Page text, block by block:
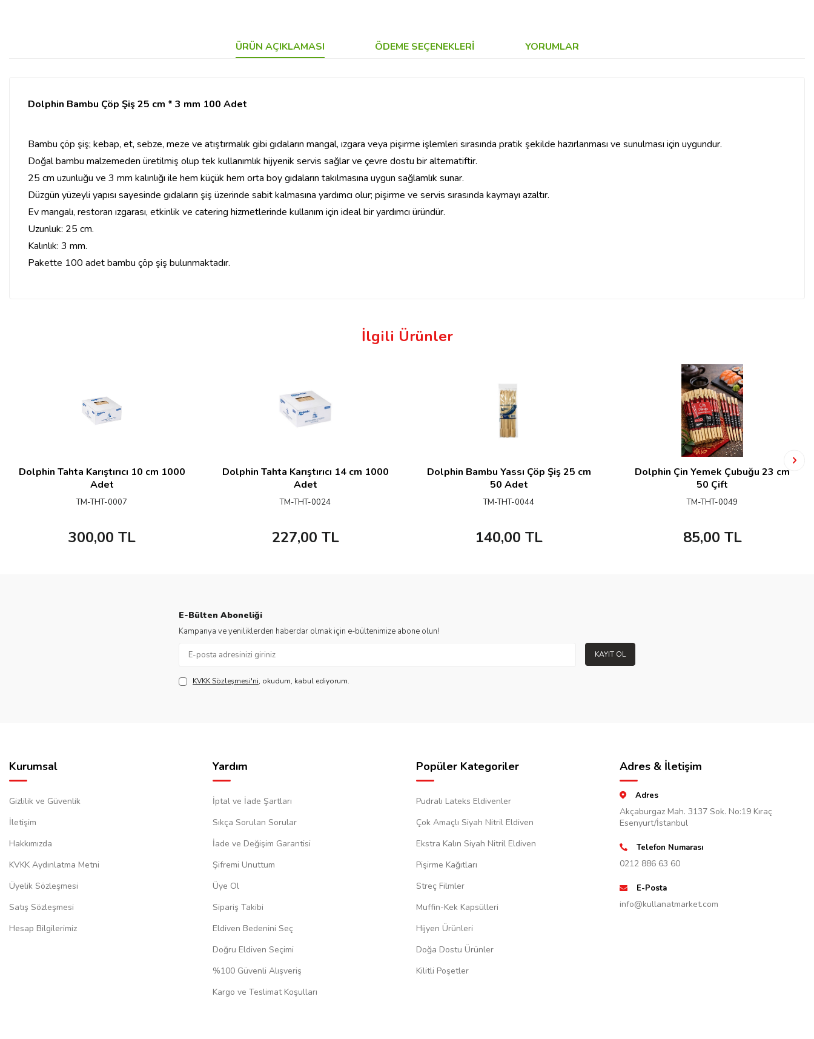
ÜRÜN AÇIKLAMASI ÖDEME SEÇENEKLERI YORUMLAR
Dolphin Bambu Çöp Şiş 25 cm * 3 mm 100 Adet
Bambu çöp şiş; kebap, et, sebze, meze ve atıştırmalık gibi gıdaların mangal, ızgara veya pişirme işlemleri sırasında pratik şekilde hazırlanması ve sunulması için uygundur.
Doğal bambu malzemeden üretilmiş olup tek kullanımlık hijyenik servis sağlar ve çevre dostu bir alternatiftir.
25 cm uzunluğu ve 3 mm kalınlığı ile hem küçük hem orta boy gıdaların takılmasına uygun sağlamlık sunar.
Düzgün yüzeyli yapısı sayesinde gıdaların şiş üzerinde sabit kalmasına yardımcı olur; pişirme ve servis sırasında kaymayı azaltır.
Ev mangalı, restoran ızgarası, etkinlik ve catering hizmetlerinde kullanım için ideal bir yardımcı üründür.
Uzunluk: 25 cm.
Kalınlık: 3 mm.
Pakette 100 adet bambu çöp şiş bulunmaktadır.
İlgili Ürünler
Dolphin Tahta Karıştırıcı 10 cm 1000
Adet
TM-THT-0007
300,00 TL
Dolphin Tahta Karıştırıcı 14 cm 1000
Adet
TM-THT-0024
227,00 TL
Dolphin Bambu Yassı Çöp Şiş 25 cm
50 Adet
TM-THT-0044
140,00 TL
Dolphin Çin Yemek Çubuğu 23 cm
50 Çift
TM-THT-0049
85,00 TL
E-Bülten Aboneliği
Kampanya ve yeniliklerden haberdar olmak için e-bültenimize abone olun!
KAYIT OL
KVKK Sözleşmesi'ni, okudum, kabul ediyorum.
Kurumsal
Gizlilik ve Güvenlik
İletişim
Hakkımızda
KVKK Aydınlatma Metni
Üyelik Sözleşmesi
Satış Sözleşmesi
Hesap Bilgilerimiz
Yardım
İptal ve İade Şartları
Sıkça Sorulan Sorular
İade ve Değişim Garantisi
Şifremi Unuttum
Üye Ol
Sipariş Takibi
Eldiven Bedenini Seç
Doğru Eldiven Seçimi
%100 Güvenli Alışveriş
Kargo ve Teslimat Koşulları
Popüler Kategoriler
Pudralı Lateks Eldivenler
Çok Amaçlı Siyah Nitril Eldiven
Ekstra Kalın Siyah Nitril Eldiven
Pişirme Kağıtları
Streç Filmler
Muffin-Kek Kapsülleri
Hijyen Ürünleri
Doğa Dostu Ürünler
Kilitli Poşetler
Adres & İletişim
Adres
Akçaburgaz Mah. 3137 Sok. No:19 Kıraç
Esenyurt/İstanbul
Telefon Numarası
0212 886 63 60
E-Posta
info@kullanatmarket.com